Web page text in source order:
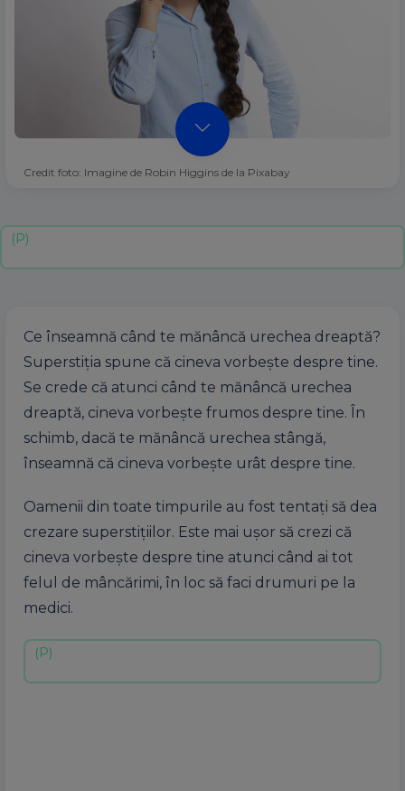
Credit foto: Imagine de Robin Higgins de la Pixabay
Ce înseamnă când te mănâncă urechea dreaptă?
Superstiția spune că cineva vorbește despre tine.
Se crede că atunci când te mănâncă urechea
dreaptă, cineva vorbește frumos despre tine. În
schimb, dacă te mănâncă urechea stângă,
înseamnă că cineva vorbește urât despre tine.
Oamenii din toate timpurile au fost tentați să dea
crezare superstițiilor. Este mai ușor să crezi că
cineva vorbește despre tine atunci când ai tot
felul de mâncărimi, în loc să faci drumuri pe la
medici.